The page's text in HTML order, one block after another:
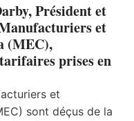
Président et
et
(MEC),
prises en
et
sont déçus de la